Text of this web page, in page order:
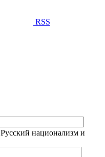
RSS
Русский национализм и